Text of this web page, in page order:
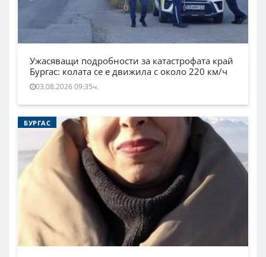
Ужасяващи подробности за катастрофата край
Бургас: колата се е движила с около 220 км/ч
03.08.2026 09:35ч.
БУРГАС